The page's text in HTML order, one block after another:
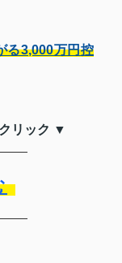
る3,000万円控
リック ▼